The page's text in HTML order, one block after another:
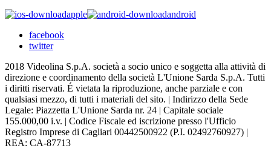
apple
android
facebook
twitter
2018 Videolina S.p.A. società a socio unico e soggetta alla attività di
direzione e coordinamento della società L'Unione Sarda S.p.A. Tutti
i diritti riservati. É vietata la riproduzione, anche parziale e con
qualsiasi mezzo, di tutti i materiali del sito. | Indirizzo della Sede
Legale: Piazzetta L'Unione Sarda nr. 24 | Capitale sociale
155.000,00 i.v. | Codice Fiscale ed iscrizione presso l'Ufficio
Registro Imprese di Cagliari 00442500922 (P.I. 02492760927) |
REA: CA-87713